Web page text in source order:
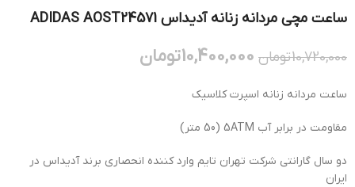
ساعت مچی مردانه زنانه آدیداس ADIDAS AOST24571
10,720,000تومان 10,400,000تومان
ساعت مردانه زنانه اسپرت کلاسیک
مقاومت در برابر آب 5ATM (50 متر)
دو سال گارانتی شرکت تهران تایم وارد کننده انحصاری برند آدیداس در
ایران